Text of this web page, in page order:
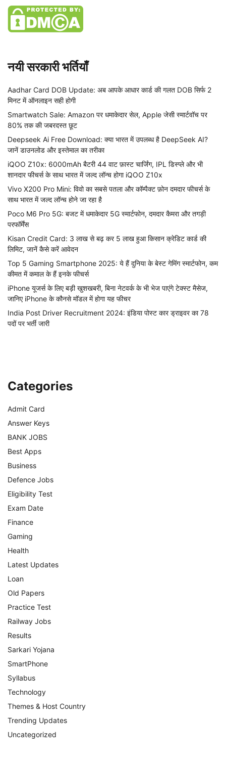
नयी सरकारी भर्तियाँ
Aadhar Card DOB Update: अब आपके आधार कार्ड की गलत DOB सिर्फ 2
मिनट में ऑनलाइन सही होगी
Smartwatch Sale: Amazon पर धमाकेदार सेल, Apple जेसी स्मार्टवॉच पर
80% तक की जबरदस्त छूट
Deepseek Ai Free Download: क्या भारत में उपलब्ध है DeepSeek AI?
जानें डाउनलोड और इस्तेमाल का तरीका
iQOO Z10x: 6000mAh बैटरी 44 वाट फ़ास्ट चार्जिंग, IPL डिस्प्ले और भी
शानदार फीचर्स के साथ भारत में जल्द लॉन्च होगा iQOO Z10x
Vivo X200 Pro Mini: विवो का सबसे पतला और कॉम्पैक्ट फ़ोन दमदार फीचर्स के
साथ भारत में जल्द लॉन्च होने जा रहा है
Poco M6 Pro 5G: बजट में धमाकेदार 5G स्मार्टफोन, दमदार कैमरा और तगड़ी
परफॉर्मेंस
Kisan Credit Card: 3 लाख से बढ़ कर 5 लाख हुआ किसान क्रेडिट कार्ड की
लिमिट, जानें कैसे करें आवेदन
Top 5 Gaming Smartphone 2025: ये हैं दुनिया के बेस्ट गेमिंग स्मार्टफोन, कम
कीमत में कमाल के हैं इनके फीचर्स
iPhone यूजर्स के लिए बड़ी खुशखबरी, बिना नेटवर्क के भी भेज पाएंगे टेक्स्ट मैसेज,
जानिए iPhone के कौनसे मॉडल में होगा यह फीचर
India Post Driver Recruitment 2024: इंडिया पोस्ट कार ड्राइवर का 78
पदों पर भर्ती जारी
Categories
Admit Card
Answer Keys
BANK JOBS
Best Apps
Business
Defence Jobs
Eligibility Test
Exam Date
Finance
Gaming
Health
Latest Updates
Loan
Old Papers
Practice Test
Railway Jobs
Results
Sarkari Yojana
SmartPhone
Syllabus
Technology
Themes & Host Country
Trending Updates
Uncategorized